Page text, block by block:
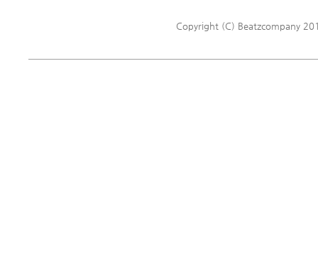
Copyright (C) Beatzcompany